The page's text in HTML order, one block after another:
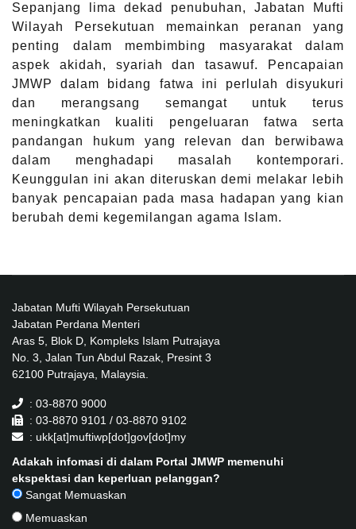
Sepanjang lima dekad penubuhan, Jabatan Mufti
Wilayah Persekutuan memainkan peranan yang
penting dalam membimbing masyarakat dalam
aspek akidah, syariah dan tasawuf. Pencapaian
JMWP dalam bidang fatwa ini perlulah disyukuri
dan merangsang semangat untuk terus
meningkatkan kualiti pengeluaran fatwa serta
pandangan hukum yang relevan dan berwibawa
dalam menghadapi masalah kontemporari.
Keunggulan ini akan diteruskan demi melakar lebih
banyak pencapaian pada masa hadapan yang kian
berubah demi kegemilangan agama Islam.
Jabatan Mufti Wilayah Persekutuan
Jabatan Perdana Menteri
Aras 5, Blok D, Kompleks Islam Putrajaya
No. 3, Jalan Tun Abdul Razak, Presint 3
62100 Putrajaya, Malaysia.
: 03-8870 9000
: 03-8870 9101 / 03-8870 9102
: ukk[at]muftiwp[dot]gov[dot]my
Adakah infomasi di dalam Portal JMWP memenuhi
ekspektasi dan keperluan pelanggan?
Sangat Memuaskan
Memuaskan